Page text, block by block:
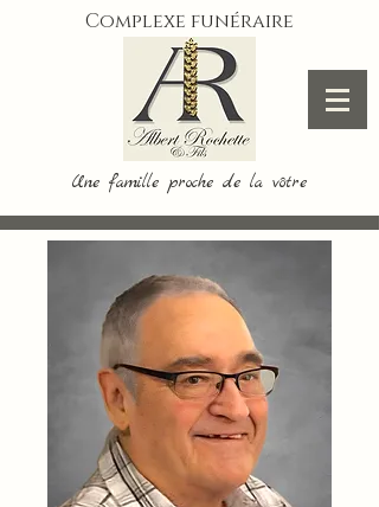
Complexe funéraire
Une famille proche de la vôtre